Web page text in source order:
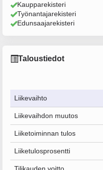
Kaupparekisteri
Työnantajarekisteri
Edunsaajarekisteri
Taloustiedot
Liikevaihto
Liikevaihdon muutos
Liiketoiminnan tulos
Liiketulosprosentti